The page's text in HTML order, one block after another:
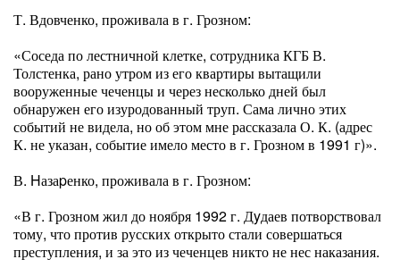
Т. Вдовченко, проживала в г. Грозном:
«Соседа по лестничной клетке, сотрудника КГБ В.
Толстенка, рано утром из его квартиры вытащили
вооруженные чеченцы и через несколько дней был
обнаружен его изуродованный труп. Сама лично этих
событий не видела, но об этом мне рассказала О. К. (адрес
К. не указан, событие имело место в г. Грозном в 1991 г)».
В. Hазаpенко, проживала в г. Грозном:
«В г. Грозном жил до ноября 1992 г. Дyдаев потворствовал
тому, что против русских открыто стали совершаться
преступления, и за это из чеченцев никто не нес наказания.